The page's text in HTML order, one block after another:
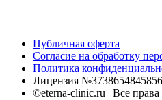
Публичная оферта
Согласие на обработку
Политика
Лицензия №3738654845856
©eterna-clinic.ru | Все